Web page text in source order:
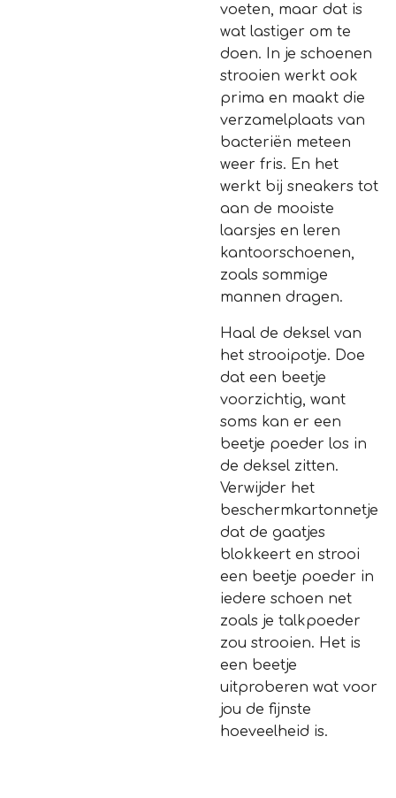
voeten, maar dat is
wat lastiger om te
doen. In je schoenen
strooien werkt ook
prima en maakt die
verzamelplaats van
bacteriën meteen
weer fris. En het
werkt bij sneakers tot
aan de mooiste
laarsjes en leren
kantoorschoenen,
zoals sommige
mannen dragen.
Haal de deksel van
het strooipotje. Doe
dat een beetje
voorzichtig, want
soms kan er een
beetje poeder los in
de deksel zitten.
Verwijder het
beschermkartonnetje
dat de gaatjes
blokkeert en strooi
een beetje poeder in
iedere schoen net
zoals je talkpoeder
zou strooien. Het is
een beetje
uitproberen wat voor
jou de fijnste
hoeveelheid is.